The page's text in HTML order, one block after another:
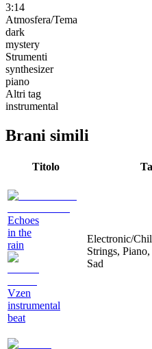
3:14
Atmosfera/Tema
dark
mystery
Strumenti
synthesizer
piano
Altri tag
instrumental
Brani simili
Titolo
Echoes
in the
rain
Vzen
instrumental
beat
Electronic/
Strings,
Sad